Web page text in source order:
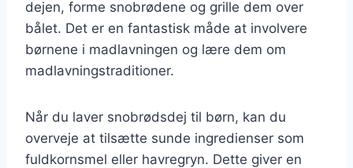
dejen, forme snobrødene og grille dem over
bålet. Det er en fantastisk måde at involvere
børnene i madlavningen og lære dem om
madlavningstraditioner.
Når du laver snobrødsdej til børn, kan du
overveje at tilsætte sunde ingredienser som
fuldkornsmel eller havregryn. Dette giver en